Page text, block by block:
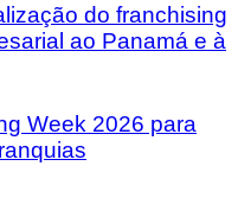
do franchising
ao Panamá e à
Week 2026 para